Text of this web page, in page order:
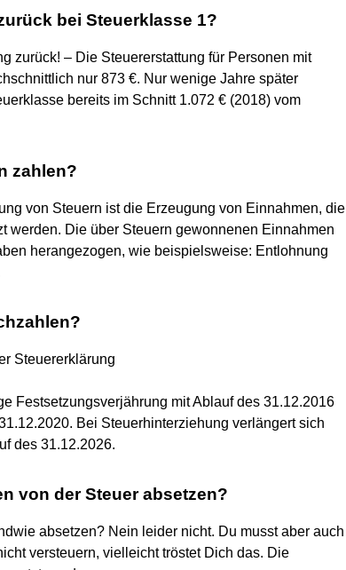
bei Steuerklasse 1?
zurück! – Die Steuererstattung für Personen mit
nur 873 €. Nur wenige Jahre später
bereits im Schnitt 1.072 € (2018) vom
zahlen?
von Steuern ist die Erzeugung von Einnahmen, die
werden. Die über Steuern gewonnenen Einnahmen
herangezogen, wie beispielsweise: Entlohnung
Steuererklärung
Festsetzungsverjährung mit Ablauf des 31.12.2016
Bei Steuerhinterziehung verlängert sich
des 31.12.2026.
von der Steuer absetzen?
absetzen? Nein leider nicht. Du musst aber auch
versteuern, vielleicht tröstet Dich das. Die